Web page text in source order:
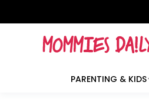
PARENTING & KIDS